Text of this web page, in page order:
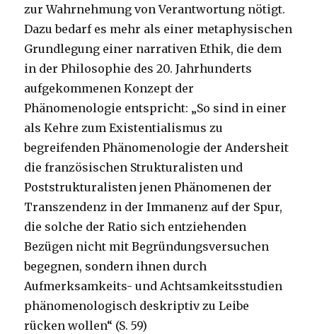
zur Wahrnehmung von Verantwortung nötigt.
Dazu bedarf es mehr als einer metaphysischen
Grundlegung einer narrativen Ethik, die dem
in der Philosophie des 20. Jahrhunderts
aufgekommenen Konzept der
Phänomenologie entspricht: „So sind in einer
als Kehre zum Existentialismus zu
begreifenden Phänomenologie der Andersheit
die französischen Strukturalisten und
Poststrukturalisten jenen Phänomenen der
Transzendenz in der Immanenz auf der Spur,
die solche der Ratio sich entziehenden
Bezügen nicht mit Begründungsversuchen
begegnen, sondern ihnen durch
Aufmerksamkeits- und Achtsamkeitsstudien
phänomenologisch deskriptiv zu Leibe
rücken wollen“ (S. 59)